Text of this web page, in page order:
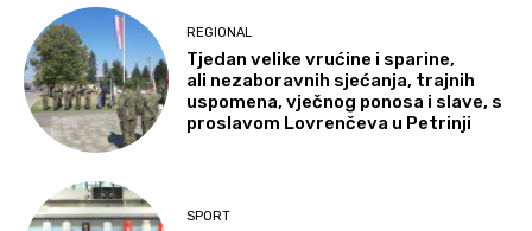
REGIONAL
Tjedan velike vrućine i sparine,
ali nezaboravnih sjećanja, trajnih
uspomena, vječnog ponosa i slave, s
proslavom Lovrenčeva u Petrinji
SPORT